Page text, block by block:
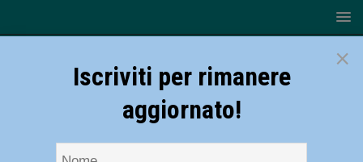
×
Iscriviti per rimanere
aggiornato!